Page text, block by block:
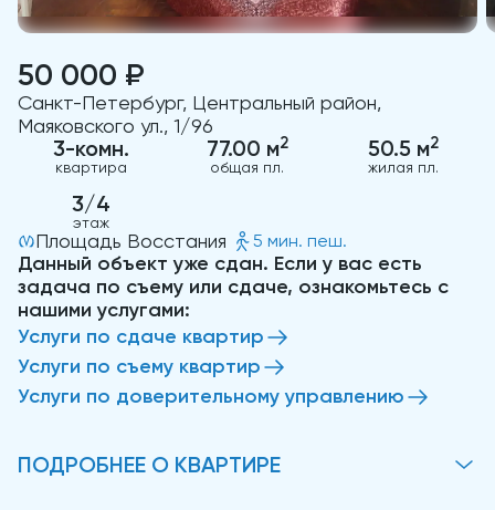
50 000 ₽
Санкт-Петербург, Центральный район,
Маяковского ул., 1/96
3-комн.
квартира
77.00 м2
общая пл.
50.5 м2
жилая пл.
3/4
этаж
Площадь Восстания 5 мин. пеш.
Данный объект уже сдан. Если у вас есть
задача по съему или сдаче, ознакомьтесь с
нашими услугами:
Услуги по сдаче квартир
Услуги по съему квартир
Услуги по доверительному управлению
ПОДРОБНЕЕ О КВАРТИРЕ